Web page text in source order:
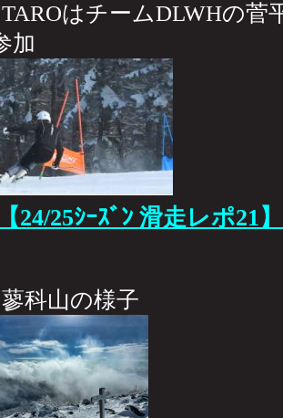
TAROはチームDLWHの
加
24/25ｼｰｽﾞﾝ 滑走レポ21】
蓼科山の様子